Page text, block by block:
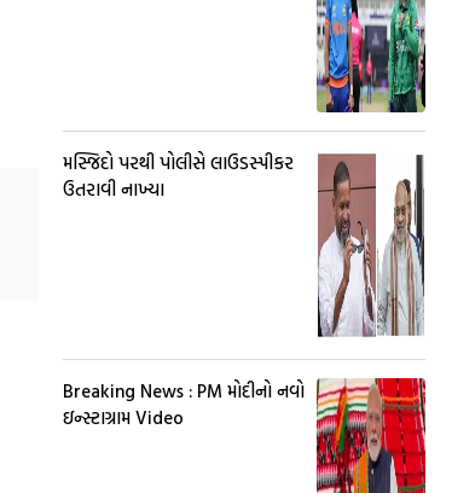
મસ્જિદો પરથી પોલીસે લાઉડસ્પીકર
ઉતરાવી નાખ્યા
Breaking News : PM મોદીનો નવો
ઇન્સ્ટાગ્રામ Video